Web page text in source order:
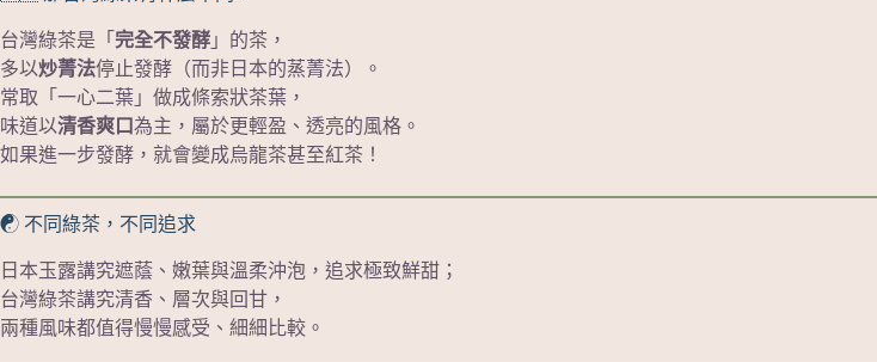
台灣綠茶是「 完全不發酵 」的茶，
多以炒菁法停止發酵（而非日本的蒸菁法）。
常取「一心二葉」做成條索狀茶葉，
味道以清香爽口為主，屬於更輕盈、透亮的風格。
如果進一步發酵，就會變成烏龍茶甚至紅茶！
☯️ 不同綠茶，不同追求
日本玉露講究遮蔭、嫩葉與溫柔沖泡，追求極致鮮甜；
台灣綠茶講究清香、層次與回甘，
兩種風味都值得慢慢感受、細細比較。